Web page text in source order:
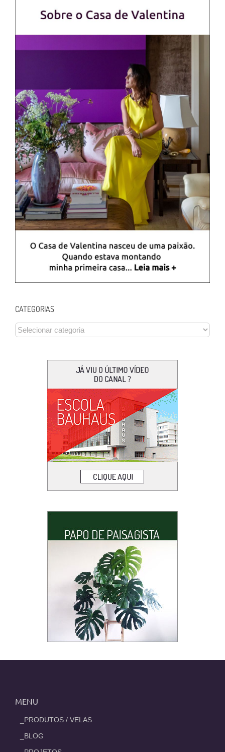
CATEGORIAS
CATEGORIAS
MENU
_PRODUTOS / VELAS
_BLOG